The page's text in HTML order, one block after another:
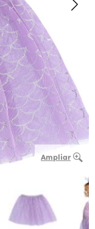
Ampliar